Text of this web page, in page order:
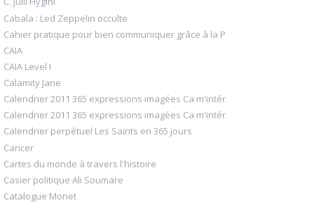
Cabala : Led Zeppelin occulte
Cahier pratique pour bien communiquer grâce à la P
CAIA
CAIA Level I
Calamity Jane
Calendrier 2011 365 expressions imagées Ca m'intér
Calendrier 2011 365 expressions imagées Ca m'intér
Calendrier perpétuel Les Saints en 365 jours
Cancer
Cartes du monde à travers l'histoire
Casier politique Ali Soumare
Catalogue Monet